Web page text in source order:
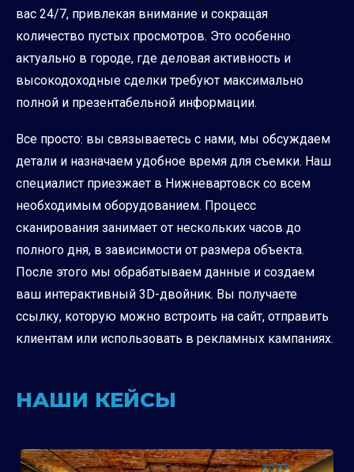
вас 24/7, привлекая внимание и сокращая
количество пустых просмотров. Это особенно
актуально в городе, где деловая активность и
высокодоходные сделки требуют максимально
полной и презентабельной информации.
Все просто: вы связываетесь с нами, мы обсуждаем
детали и назначаем удобное время для съемки. Наш
специалист приезжает в Нижневартовск со всем
необходимым оборудованием. Процесс
сканирования занимает от нескольких часов до
полного дня, в зависимости от размера объекта.
После этого мы обрабатываем данные и создаем
ваш интерактивный 3D-двойник. Вы получаете
ссылку, которую можно встроить на сайт, отправить
клиентам или использовать в рекламных кампаниях.
НАШИ КЕЙСЫ